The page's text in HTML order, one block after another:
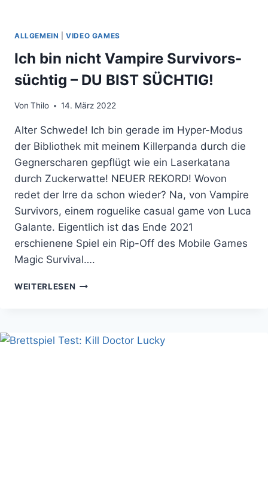
ALLGEMEIN |VIDEO GAMES
Ich bin nicht Vampire Survivors-
süchtig – DU BIST SÜCHTIG!
Von Thilo 14. März 2022
Alter Schwede! Ich bin gerade im Hyper-Modus
der Bibliothek mit meinem Killerpanda durch die
Gegnerscharen gepflügt wie ein Laserkatana
durch Zuckerwatte! NEUER REKORD! Wovon
redet der Irre da schon wieder? Na, von Vampire
Survivors, einem roguelike casual game von Luca
Galante. Eigentlich ist das Ende 2021
erschienene Spiel ein Rip-Off des Mobile Games
Magic Survival….
WEITERLESEN ICH
SÜCHTIG